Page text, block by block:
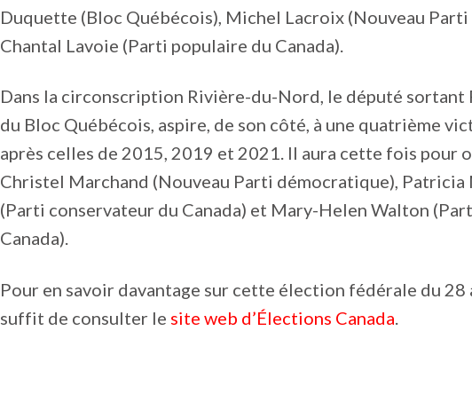
Duquette (Bloc Québécois), Michel Lacroix (Nouveau
Chantal Lavoie (Parti populaire du Canada).
Dans la circonscription Rivière-du-Nord, le député sortant
du Bloc Québécois, aspire, de son côté, à une quatrième
après celles de 2015, 2019 et 2021. Il aura cette fois pour
Christel Marchand (Nouveau Parti démocratique),
(Parti conservateur du Canada) et Mary-Helen Walton
Canada).
Pour en savoir davantage sur cette élection fédérale du 28
suffit de consulter le site web d’Élections Canada.